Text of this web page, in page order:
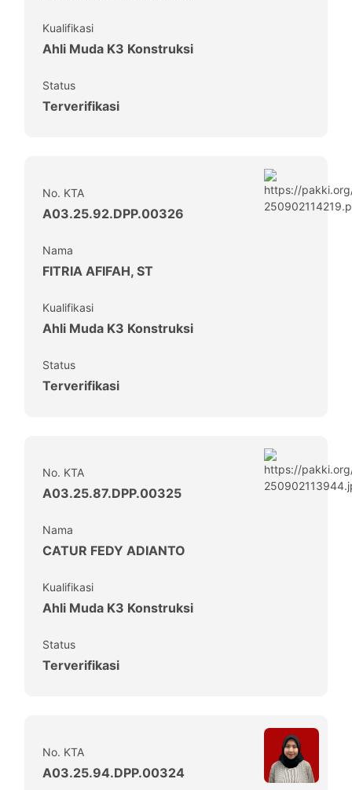
Kualifikasi
Ahli Muda K3 Konstruksi
Status
Terverifikasi
No. KTA
A03.25.92.DPP.00326
Nama
FITRIA AFIFAH, ST
Kualifikasi
Ahli Muda K3 Konstruksi
Status
Terverifikasi
No. KTA
A03.25.87.DPP.00325
Nama
CATUR FEDY ADIANTO
Kualifikasi
Ahli Muda K3 Konstruksi
Status
Terverifikasi
No. KTA
A03.25.94.DPP.00324